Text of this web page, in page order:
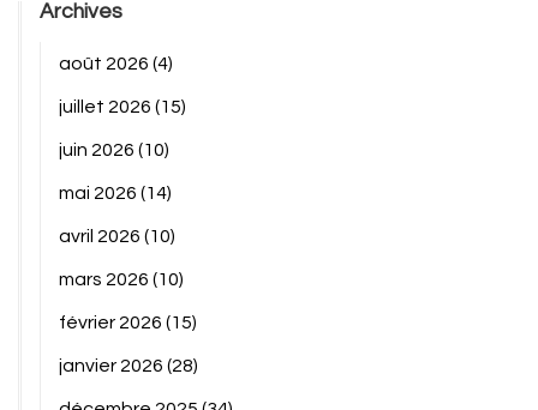
Archives
août 2026 (4)
juillet 2026 (15)
juin 2026 (10)
mai 2026 (14)
avril 2026 (10)
mars 2026 (10)
février 2026 (15)
janvier 2026 (28)